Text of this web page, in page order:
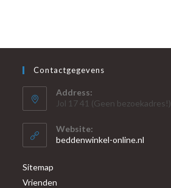
Contactgegevens
Address:
Jol 17 41 (Geen bezoekadres!)
Website:
beddenwinkel-online.nl
Sitemap
Vrienden